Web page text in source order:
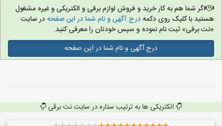
اگر شما هم به کار خرید و فروش لوازم برقی و الکتریکی و غیره مشغول
هستید با کلیک روی دکمهدرج آگهی و نام شما در این صفحهدر سایت
«نت برقی» ثبت نام نموده و سپس خودتان را معرفی کنید.
درج آگهی و نام شما در این صفحه
الکتریکی ها به ترتیب ستاره در سایت نت برقی